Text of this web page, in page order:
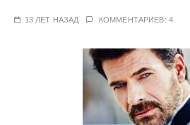
13 ЛЕТ НАЗАД КОММЕНТАРИЕВ: 4